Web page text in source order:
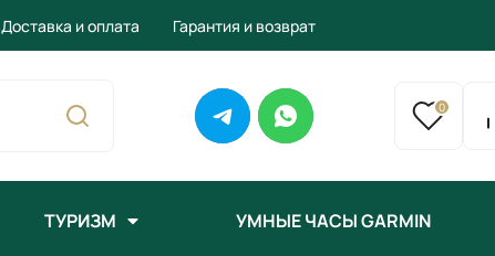
Доставка и оплата Гарантия и возврат
0
ТУРИЗМ УМНЫЕ ЧАСЫ GARMIN